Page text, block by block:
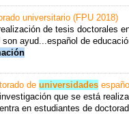
universitario (FPU 2018)
de tesis doctorales
ayud...español de
de universidades
que se está
en estudiantes de